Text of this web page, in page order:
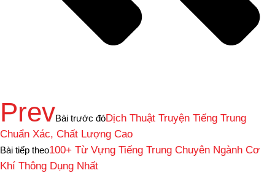
PrevBài trước đóDịch Thuật Truyện Tiếng Trung
Chuẩn Xác, Chất Lượng Cao
Bài tiếp theo100+ Từ Vựng Tiếng Trung Chuyên Ngành Cơ
Khí Thông Dụng Nhất